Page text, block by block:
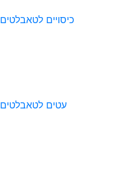
כיסויים לטאבלטים
עטים לטאבלטים